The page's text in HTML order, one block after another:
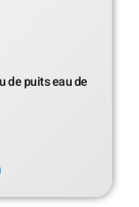
de puits eau de